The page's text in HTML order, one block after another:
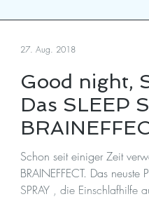
Good night,
Das SLEEP
Schon seit einiger Zeit
BRAINEFFECT. Das neuste
SPRAY , die Einschlafhilfe
27. Aug. 2018